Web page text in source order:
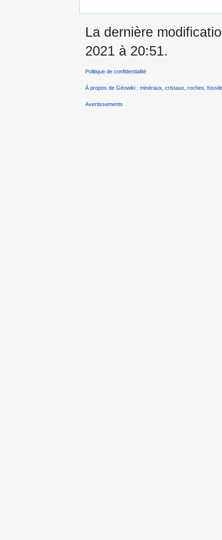
La dernière
2021 à 20:51.
Politique de confidentialité
À propos de Géowiki : minéraux, cristaux, roches,
Avertissements